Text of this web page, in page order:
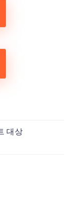
대상